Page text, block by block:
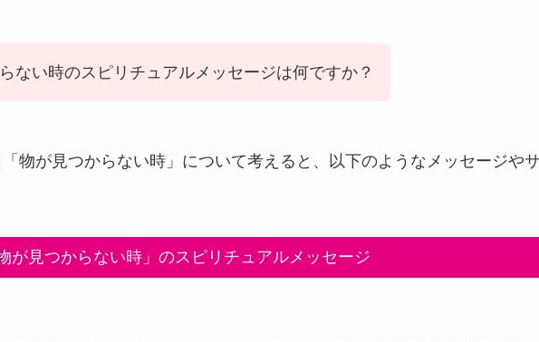
ない時のスピリチュアルメッセージは何ですか？
物が見つからない時」について考えると、以下のようなメッセージや
物が見つからない時」のスピリチュアルメッセージ